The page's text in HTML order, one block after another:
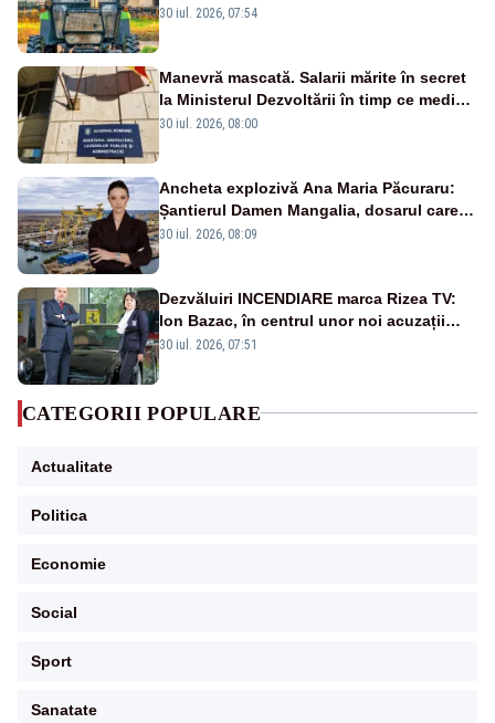
30 iul. 2026, 07:54
Manevră mascată. Salarii mărite în secret
la Ministerul Dezvoltării în timp ce medicii
ies în stradă
30 iul. 2026, 08:00
Ancheta explozivă Ana Maria Păcuraru:
Șantierul Damen Mangalia, dosarul care
scufundă apărarea României
30 iul. 2026, 08:09
Dezvăluiri INCENDIARE marca Rizea TV:
Ion Bazac, în centrul unor noi acuzații
publice
30 iul. 2026, 07:51
CATEGORII POPULARE
Actualitate
Politica
Economie
Social
Sport
Sanatate